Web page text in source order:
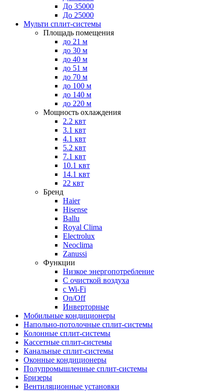
До 35000
До 25000
Мульти сплит-системы
Площадь помещения
до 21 м
до 30 м
до 40 м
до 51 м
до 70 м
до 100 м
до 140 м
до 220 м
Мощность охлаждения
2.2 квт
3.1 квт
4.1 квт
5.2 квт
7.1 квт
10.1 квт
14.1 квт
22 квт
Бренд
Haier
Hisense
Ballu
Royal Clima
Electrolux
Neoclima
Zanussi
Функции
Низкое энергопотребление
С очисткой воздуха
с Wi-Fi
On/Off
Инверторные
Мобильные кондиционеры
Напольно-потолоч​ные ​сплит-системы
Колонные ​​сплит-системы
Кассетные сплит-системы
Канальные сплит-системы
Оконные кондиционеры
Полупромышленные сплит-системы
Бризеры
Вентиляционные установки